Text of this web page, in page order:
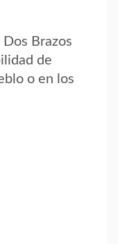
Brazos
de
o en los